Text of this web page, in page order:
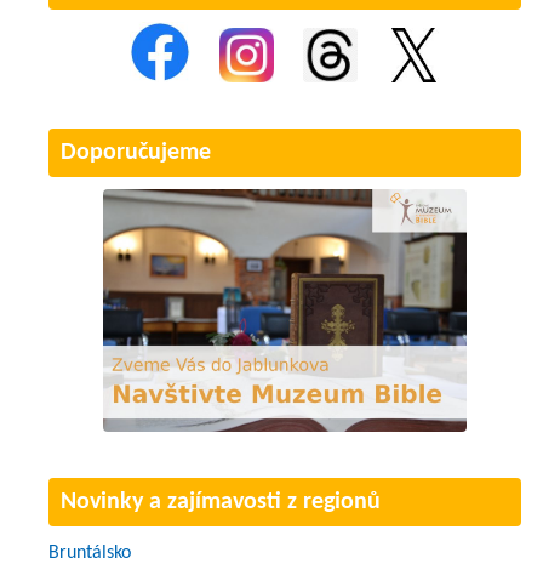
Doporučujeme
Novinky a zajímavosti z regionů
Bruntálsko